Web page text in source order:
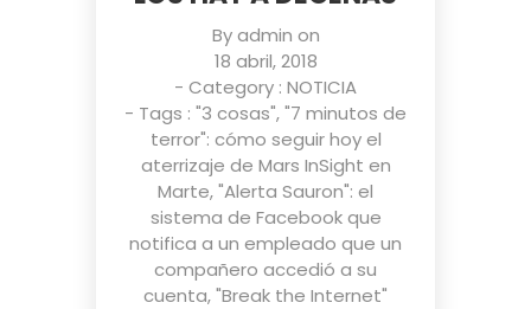
Byadmin on
18 abril, 2018
- Category : NOTICIA
- Tags : "3 cosas","7 minutos de
terror": cómo seguir hoy el
aterrizaje de Mars InSight en
Marte,"Alerta Sauron": el
sistema de Facebook que
notifica a un empleado que un
compañero accedió a su
cuenta,"Break the Internet"